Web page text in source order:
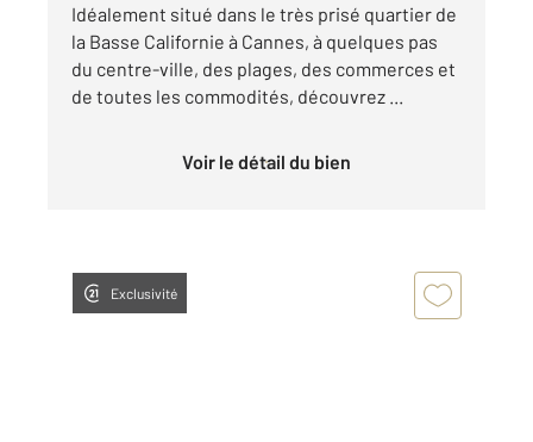
Idéalement situé dans le très prisé quartier de
la Basse Californie à Cannes, à quelques pas
du centre-ville, des plages, des commerces et
de toutes les commodités, découvrez ...
Voir le détail du bien
Exclusivité